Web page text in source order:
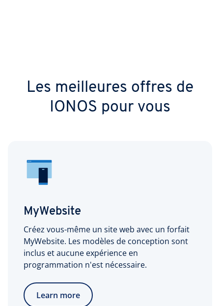
Les meilleures offres de
IONOS pour vous
MyWebsite
Créez vous-même un site web avec un forfait
MyWebsite. Les modèles de conception sont
inclus et aucune expérience en
programmation n'est nécessaire.
Learn more